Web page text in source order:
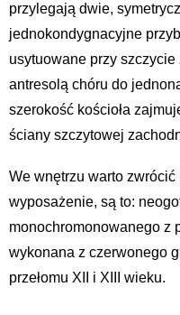
przylegają dwie,
jednokondygnacyjne
usytuowane przy
antresolą chóru do
szerokość kościoła
ściany szczytowej
We wnętrzu warto
wyposażenie, są to:
monochromonowanego z
wykonana z czerwonego
przełomu XII i XIII wieku.